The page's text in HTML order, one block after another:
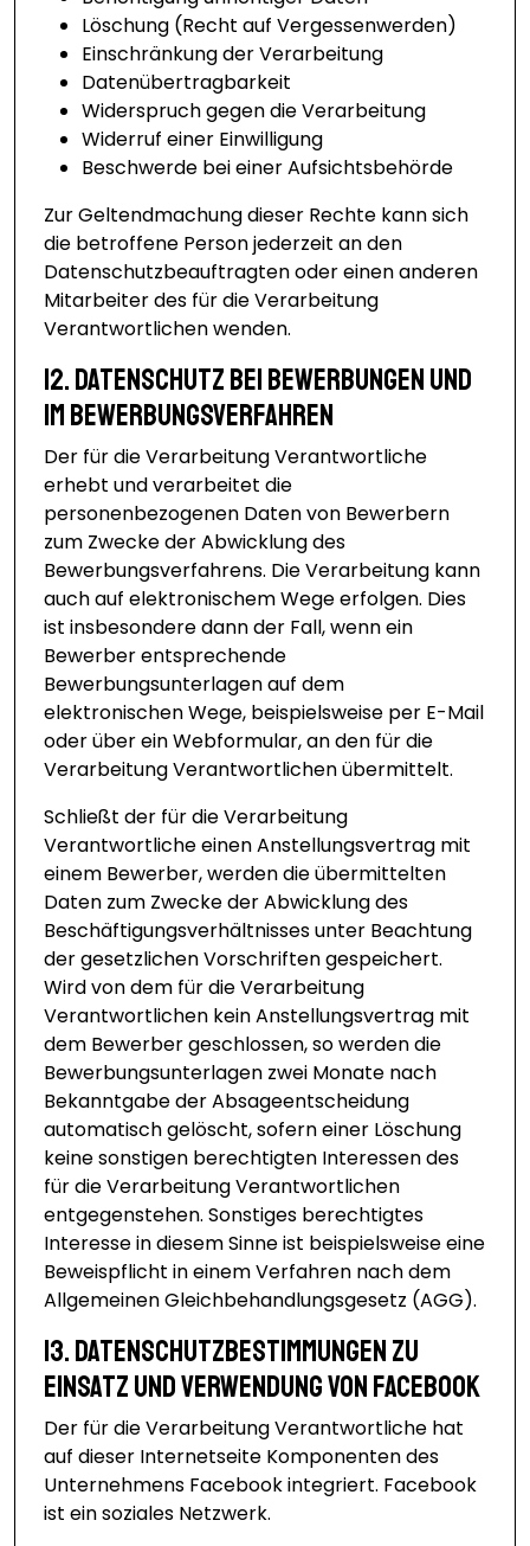
Löschung (Recht auf Vergessenwerden)
Einschränkung der Verarbeitung
Datenübertragbarkeit
Widerspruch gegen die Verarbeitung
Widerruf einer Einwilligung
Beschwerde bei einer Aufsichtsbehörde
Zur Geltendmachung dieser Rechte kann sich
die betroffene Person jederzeit an den
Datenschutzbeauftragten oder einen anderen
Mitarbeiter des für die Verarbeitung
Verantwortlichen wenden.
12. Datenschutz bei Bewerbungen und
im Bewerbungsverfahren
Der für die Verarbeitung Verantwortliche
erhebt und verarbeitet die
personenbezogenen Daten von Bewerbern
zum Zwecke der Abwicklung des
Bewerbungsverfahrens. Die Verarbeitung kann
auch auf elektronischem Wege erfolgen. Dies
ist insbesondere dann der Fall, wenn ein
Bewerber entsprechende
Bewerbungsunterlagen auf dem
elektronischen Wege, beispielsweise per E-Mail
oder über ein Webformular, an den für die
Verarbeitung Verantwortlichen übermittelt.
Schließt der für die Verarbeitung
Verantwortliche einen Anstellungsvertrag mit
einem Bewerber, werden die übermittelten
Daten zum Zwecke der Abwicklung des
Beschäftigungsverhältnisses unter Beachtung
der gesetzlichen Vorschriften gespeichert.
Wird von dem für die Verarbeitung
Verantwortlichen kein Anstellungsvertrag mit
dem Bewerber geschlossen, so werden die
Bewerbungsunterlagen zwei Monate nach
Bekanntgabe der Absageentscheidung
automatisch gelöscht, sofern einer Löschung
keine sonstigen berechtigten Interessen des
für die Verarbeitung Verantwortlichen
entgegenstehen. Sonstiges berechtigtes
Interesse in diesem Sinne ist beispielsweise eine
Beweispflicht in einem Verfahren nach dem
Allgemeinen Gleichbehandlungsgesetz (AGG).
13. Datenschutzbestimmungen zu
Einsatz und Verwendung von Facebook
Der für die Verarbeitung Verantwortliche hat
auf dieser Internetseite Komponenten des
Unternehmens Facebook integriert. Facebook
ist ein soziales Netzwerk.